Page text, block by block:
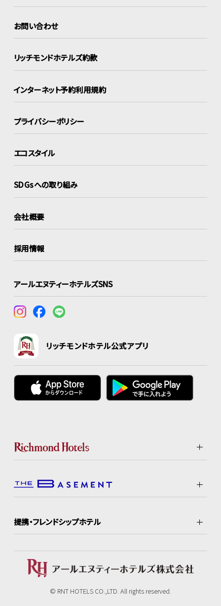
お問い合わせ
リッチモンドホテルズ約款
インターネット予約利用規約
プライバシーポリシー
エコスタイル
SDGsへの取り組み
会社概要
採用情報
アールエヌティーホテルズSNS
リッチモンドホテル公式アプリ
提携・フレンドシップホテル
© RNT HOTELS CO.,LTD. All rights reserved.